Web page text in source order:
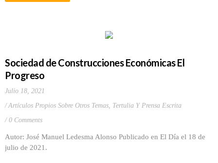
Sociedad de Construcciones Económicas El
Progreso
Julio 18, 2021
Artículos Propios Sobre Otros Temas, Tertulia Y Prensa Escrita
0 Comments
Autor: José Manuel Ledesma Alonso Publicado en El Día el 18 de
julio de 2021.